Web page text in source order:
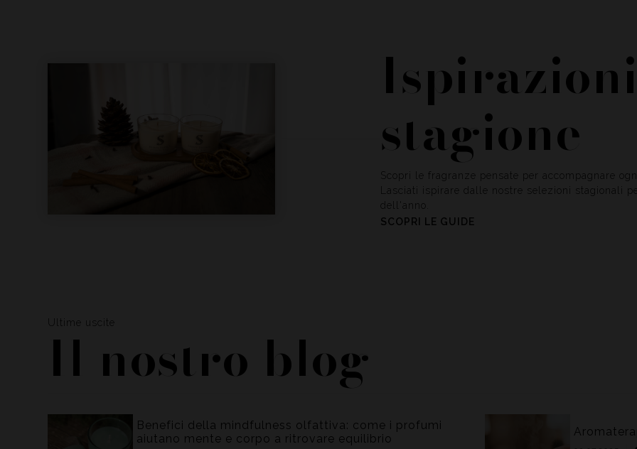
stagione
Scopri le fragranze pensate per accompagnare
Lasciati ispirare dalle nostre selezioni stagionali
dell'anno.
SCOPRI LE GUIDE
Ultime uscite
Il nostro blog
Benefici della mindfulness olfattiva: come i profumi
aiutano mente e corpo a ritrovare equilibrio
stress e